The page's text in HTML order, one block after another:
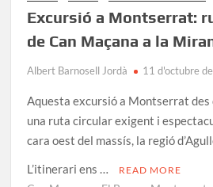
Excursió a Montserrat:
de Can Maçana a la
Albert Barnosell Jordà 11 d'octubre
Aquesta excursió a Montserrat des
una ruta circular exigent i
cara oest del massís, la regió
L’itinerari ens …
READ MORE